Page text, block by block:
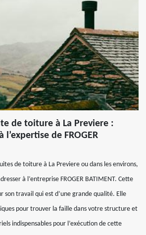
de toiture à La Previere :
de FROGER
de toiture à La Previere ou dans les environs,
à l’entreprise FROGER BATIMENT. Cette
son travail qui est d’une grande qualité. Elle
pour trouver la faille dans votre structure et
indispensables pour l’exécution de cette